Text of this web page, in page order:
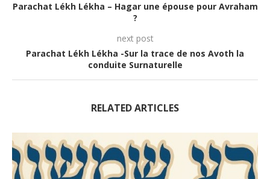
Parachat Lékh Lékha – Hagar une épouse pour Avraham
?
next post
Parachat Lékh Lékha -Sur la trace de nos Avoth la
conduite Surnaturelle
RELATED ARTICLES